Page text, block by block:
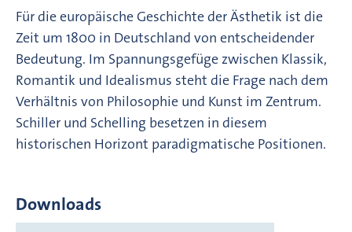
Für die europäische Geschichte der Ästhetik ist die
Zeit um 1800 in Deutschland von entscheidender
Bedeutung. Im Spannungsgefüge zwischen Klassik,
Romantik und Idealismus steht die Frage nach dem
Verhältnis von Philosophie und Kunst im Zentrum.
Schiller und Schelling besetzen in diesem
historischen Horizont paradigmatische Positionen.
Downloads